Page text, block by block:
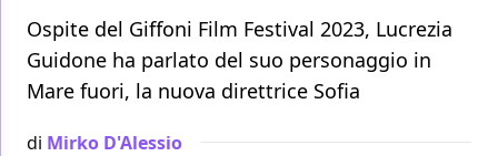
Ospite del Giffoni Film Festival 2023, Lucrezia
Guidone ha parlato del suo personaggio in
Mare fuori, la nuova direttrice Sofia
di Mirko D'Alessio